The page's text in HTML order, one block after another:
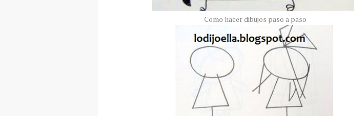
Como hacer dibujos paso a paso